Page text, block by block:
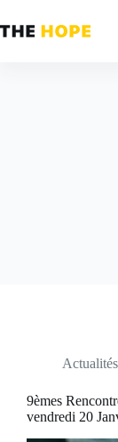
au
contenu
Actualités
9èmes
vendredi 20